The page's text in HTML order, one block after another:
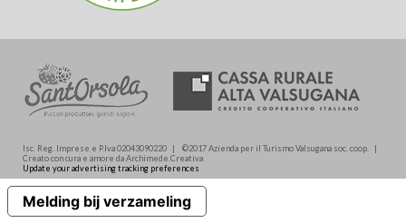
Isc. Reg. Imprese e P.Iva 02043090220 | ©2017 Azienda per il Turismo Valsugana soc. coop. |
Creato con cura e amore da Archimede.Creativa
Update your advertising tracking preferences
Melding bij verzameling